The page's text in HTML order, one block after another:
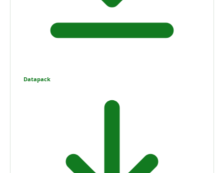
Datapack